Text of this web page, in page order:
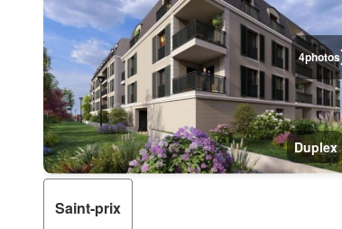
4photos
Duplex
Saint-prix